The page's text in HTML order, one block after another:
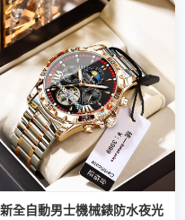
全自動男士機械錶防水夜光